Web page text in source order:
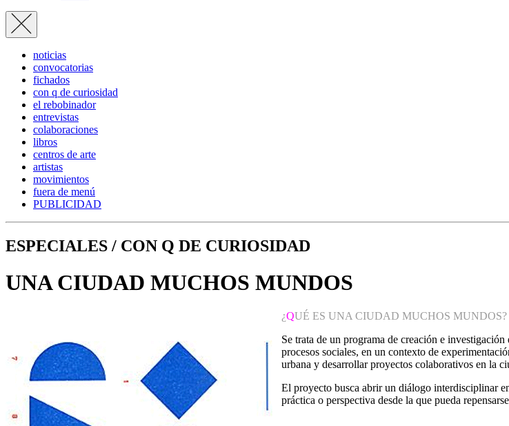
noticias
convocatorias
fichados
con q de curiosidad
el rebobinador
entrevistas
colaboraciones
libros
centros de arte
artistas
movimientos
fuera de menú
PUBLICIDAD
ESPECIALES / CON Q DE CURIOSIDAD
UNA CIUDAD MUCHOS MUNDOS
¿QUÉ ES UNA CIUDAD MUCHOS MUNDOS?
Se trata de un programa de creación e
procesos sociales, en un contexto de
urbana y desarrollar proyectos colaborativos en la
El proyecto busca abrir un diálogo interdisciplinar
práctica o perspectiva desde la que pueda